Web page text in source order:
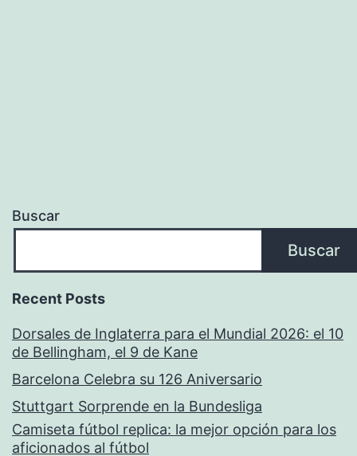
Buscar
Buscar
Recent Posts
Dorsales de Inglaterra para el Mundial 2026: el 10
de Bellingham, el 9 de Kane
Barcelona Celebra su 126 Aniversario
Stuttgart Sorprende en la Bundesliga
Camiseta fútbol replica: la mejor opción para los
aficionados al fútbol